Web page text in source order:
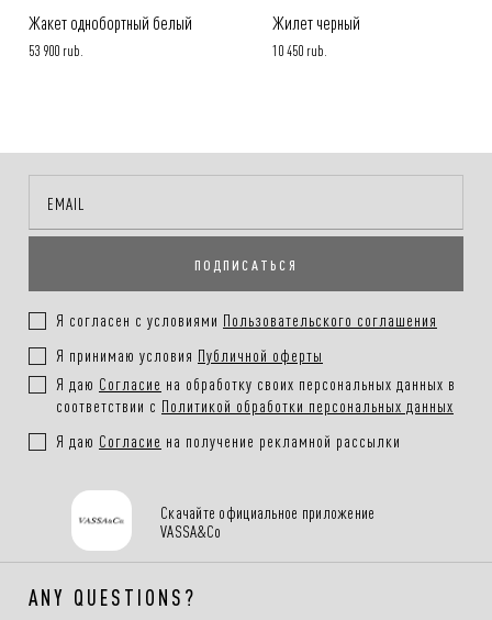
Жакет однобортный белый
53 900 rub.
Жилет черный
10 450 rub.
ПОДПИСАТЬСЯ
Я согласен с условиями Пользовательского соглашения
Я принимаю условия Публичной оферты
Я даю Согласие на обработку своих персональных данных в
соответствии с Политикой обработки персональных данных
Я даю Согласие на получение рекламной рассылки
Скачайте официальное приложение
VASSA&Co
ANY QUESTIONS?